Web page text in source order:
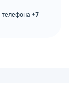
телефона +7